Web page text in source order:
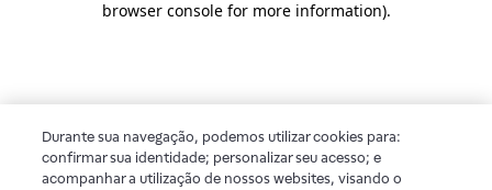
browser console for more information).
Durante sua navegação, podemos utilizar cookies para:
confirmar sua identidade; personalizar seu acesso; e
acompanhar a utilização de nossos websites, visando o